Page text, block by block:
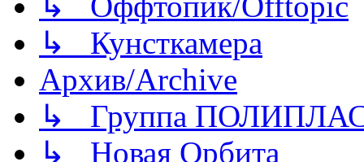
↳ Кунсткамера
Архив/Archive
↳ Группа
↳ Новая Орбита